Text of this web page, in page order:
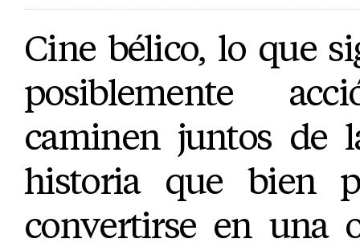
Cine bélico, lo que
posiblemente
caminen juntos de
historia que bien
convertirse en una